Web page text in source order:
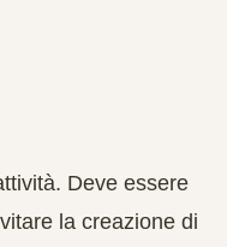
Deve essere
la creazione di